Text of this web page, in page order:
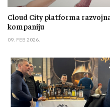
Cloud City platforma
kompaniju
09. FEB 2026.